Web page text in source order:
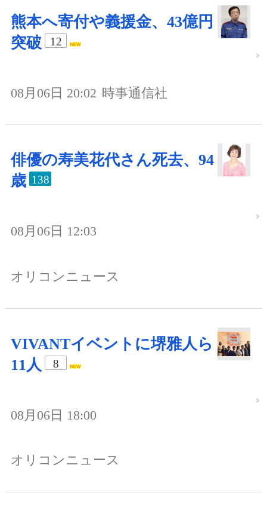
熊本へ寄付や義援金、43億円
突破
12
08月06日 20:02 時事通信社
俳優の寿美花代さん死去、94
歳 138
08月06日 12:03
オリコンニュース
VIVANTイベントに堺雅人ら
11人
8
08月06日 18:00
オリコンニュース